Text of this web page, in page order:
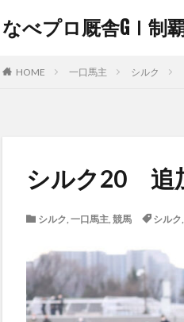
なべプロ厩舎GⅠ制
HOME 一口馬主 シルク
シルク20 追
シルク, 一口馬主, 競馬 シルク,